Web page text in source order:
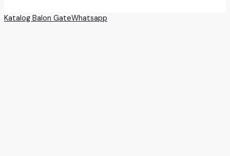
Katalog Balon GateWhatsapp